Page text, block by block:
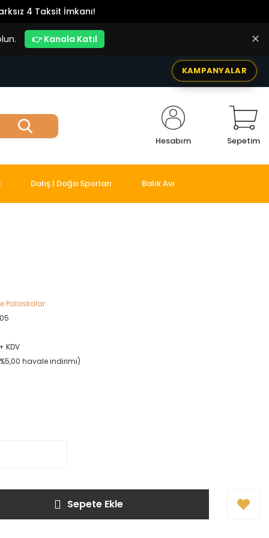
4 Taksit İmkanı!
👉 Kanala Katıl ✕
KAMPANYALAR
Hesabım Sepetim
Dalış | Doğa Sporları Balık Avı
Palaskalar
KDV
havale indirimi)
Sepete Ekle